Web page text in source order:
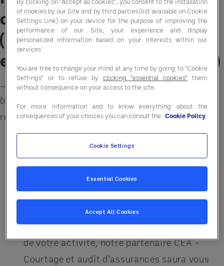
contrats annuels
(électricité, gaz, nuisibles,
entretien, informatique etc.)
…ou biannuels comme le linge pour ne pas être
bloqués par les dates d'échéance et les tacites
reconductions qui ne seraient pas en votre faveur
faites appel à Opera Energie qui met en
concurrence les offres des fournisseurs au
Pour l'assurance, un point clé dans le cadre
de votre activité, notre partenaire CEA -
Courtage et audit d’assurances saura vous
of cookies by our Site and by third parties (list available on Cookie
Settings Link) on your device for the purpose of improving the
performance of our Site, your experience and display
personalized information based on your interests within our
services
You are free to change your mind at any time by going to "Cookie
Settings" or to refuse by clicking "essential cookies" them
without consequence on your access to the site.
For more information and to know everything about the
consequences of your choices you can consult the Cookie Policy
Cookie Settings
Essential Cookies
Accept All Cookies